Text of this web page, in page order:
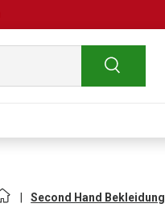
Suchen
Second Hand Bekleidung